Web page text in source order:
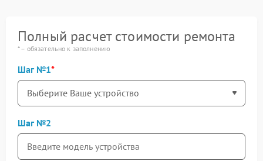
Полный расчет стоимости ремонта
* – обязательно к заполнению
Шаг №1
Шаг №2